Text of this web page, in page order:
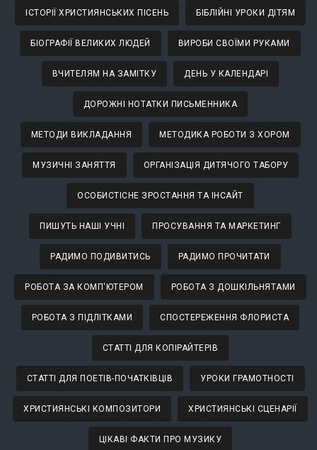
ІСТОРІЇ ХРИСТИЯНСЬКИХ ПІСЕНЬ БІБЛІЙНІ УРОКИ ДІТЯМ
БІОГРАФІЇ ВЕЛИКИХ ЛЮДЕЙ ВИРОБИ СВОЇМИ РУКАМИ
ВЧИТЕЛЯМ НА ЗАМІТКУ ДЕНЬ У КАЛЕНДАРІ
ДОРОЖНІ НОТАТКИ ПИСЬМЕННИКА
МЕТОДИ ВИКЛАДАННЯ МЕТОДИКА РОБОТИ З ХОРОМ
МУЗИЧНІ ЗАНЯТТЯ ОРГАНІЗАЦІЯ ДИТЯЧОГО ТАБОРУ
ОСОБИСТІСНЕ ЗРОСТАННЯ ТА ІНСАЙТ
ПИШУТЬ НАШІ УЧНІ ПРОСУВАННЯ ТА МАРКЕТИНГ
РАДИМО ПОДИВИТИСЬ РАДИМО ПРОЧИТАТИ
РОБОТА ЗА КОМП'ЮТЕРОМ РОБОТА З ДОШКІЛЬНЯТАМИ
РОБОТА З ПІДЛІТКАМИ СПОСТЕРЕЖЕННЯ ФЛОРИСТА
СТАТТІ ДЛЯ КОПІРАЙТЕРІВ
СТАТТІ ДЛЯ ПОЕТІВ-ПОЧАТКІВЦІВ УРОКИ ГРАМОТНОСТІ
ХРИСТИЯНСЬКІ КОМПОЗИТОРИ ХРИСТИЯНСЬКІ СЦЕНАРІЇ
ЦІКАВІ ФАКТИ ПРО МУЗИКУ